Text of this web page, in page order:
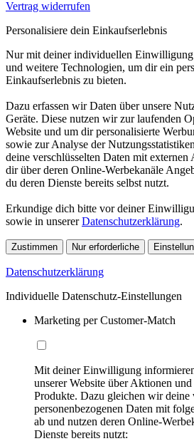
Vertrag widerrufen
Personalisiere dein Einkaufserlebnis
Nur mit deiner individuellen
und weitere Technologien, um dir ein
Einkaufserlebnis zu bieten.
Dazu erfassen wir Daten über unsere
Geräte. Diese nutzen wir zur laufenden
Website und um dir personalisierte
sowie zur Analyse der
deine verschlüsselten Daten mit externen
dir über deren Online-Werbekanäle
du deren Dienste bereits selbst nutzt.
Erkundige dich bitte vor deiner
sowie in unsererDatenschutzerklärung.
Zustimmen Nur erforderliche
Datenschutzerklärung
Individuelle Datenschutz-Einstellungen
Marketing per Customer-Match
Mit deiner Einwilligung
unserer Website über Aktionen
Produkte. Dazu gleichen wir deine
personenbezogenen Daten mit
ab und nutzen deren Online-
Dienste bereits nutzt: